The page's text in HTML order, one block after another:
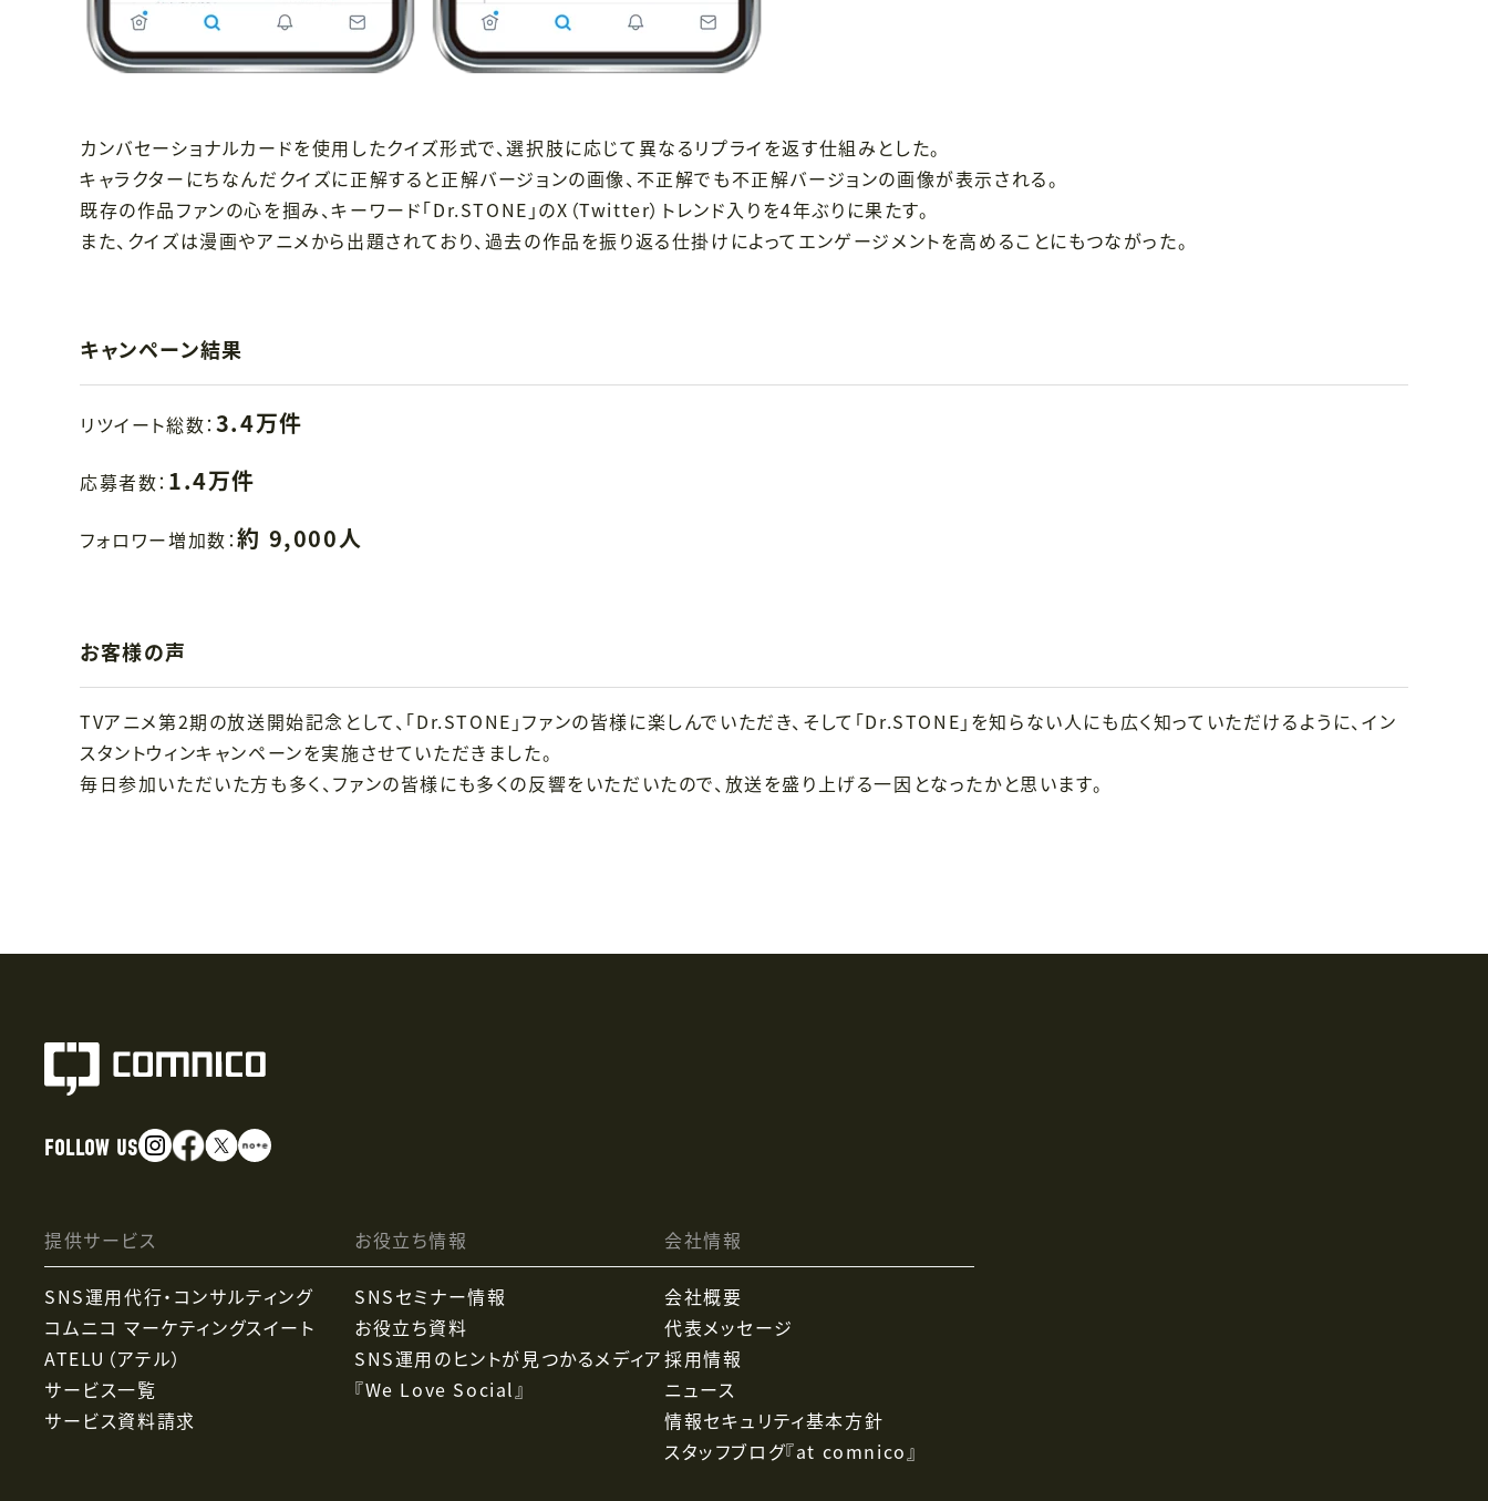
カンバセーショナルカードを使用したクイズ形式で、選択肢に応じて異なるリプライを返す仕組みとした。
キャラクターにちなんだクイズに正解すると正解バージョンの画像、不正解でも不正解バージョンの画像が表示される。
既存の作品ファンの心を掴み、キーワード「Dr.STONE」のX（Twitter）トレンド入りを4年ぶりに果たす。
また、クイズは漫画やアニメから出題されており、過去の作品を振り返る仕掛けによってエンゲージメントを高めることにもつながった。
キャンペーン結果
リツイート総数： 3.4万件
応募者数： 1.4万件
フォロワー増加数：約 9,000人
お客様の声
TVアニメ第2期の放送開始記念として、「Dr.STONE」ファンの皆様に楽しんでいただき、そして「Dr.STONE」を知らない人にも広く知っていただけるように、イン
スタントウィンキャンペーンを実施させていただきました。
毎日参加いただいた方も多く、ファンの皆様にも多くの反響をいただいたので、放送を盛り上げる一因となったかと思います。
FOLLOW US
提供サービス
SNS運用代行・コンサルティング
コムニコ マーケティングスイート
ATELU（アテル）
サービス一覧
サービス資料請求
お役立ち情報
SNSセミナー情報
お役立ち資料
SNS運用のヒントが見つかるメディア
『We Love Social』
会社情報
会社概要
代表メッセージ
採用情報
ニュース
情報セキュリティ基本方針
スタッフブログ『at comnico』